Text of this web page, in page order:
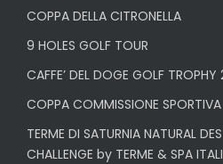
COPPA DELLA CITRONELLA
9 HOLES GOLF TOUR
CAFFE’ DEL DOGE GOLF
COPPA COMMISSIONE SPORTIVA
TERME DI SATURNIA NATURAL
CHALLENGE by TERME & SPA